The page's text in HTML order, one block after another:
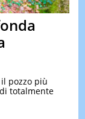
&
TEST
pozzo più
totalmente